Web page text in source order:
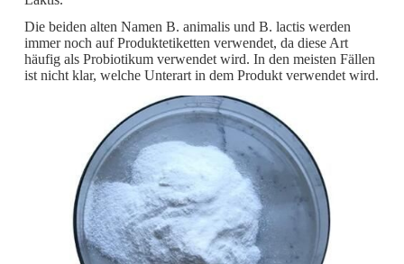
Die beiden alten Namen B. animalis und B. lactis werden
immer noch auf Produktetiketten verwendet, da diese Art
häufig als Probiotikum verwendet wird. In den meisten Fällen
ist nicht klar, welche Unterart in dem Produkt verwendet wird.